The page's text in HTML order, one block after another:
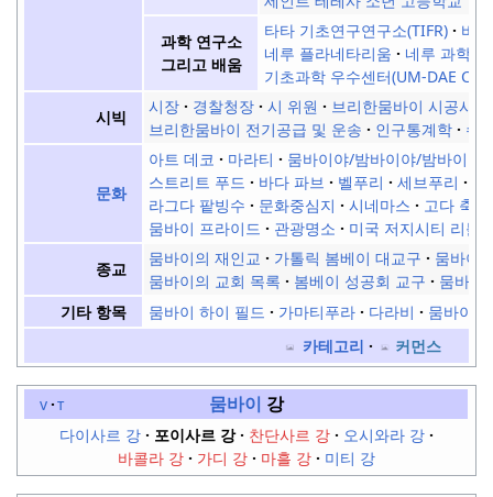
과학 연구소
그리고 배움
타타 기초연구연구소(TIFR)
바
네루 플라네타리움
네루 과학
기초과학 우수센터(UM-DAE CBS)
시빅
시장 경찰청장 시 위원 브리한뭄바이 시공사
브리한뭄바이 전기공급 및 운송
인구통계학 수
문화
아트 데코 마라티
뭄바이야/밤바이야/밤바이야
스트리트 푸드
바다 파브 벨푸리 세브푸리
라그다 팥빙수
문화중심지 시네마스
고다 축제
뭄바이 프라이드
관광명소
미국 저지시티 리틀
종교
뭄바이의 재인교 가톨릭 봄베이 대교구
뭄바이
뭄바이의 교회 목록
봄베이 성공회 교구
뭄바이
기타 항목
뭄바이 하이 필드 가마티푸라 다라비
뭄바이
카테고리
커먼스
v t 뭄바이 강
다이사르 강 포이사르 강 찬단사르 강
오시와라 강
바콜라 강
가디 강 마흘 강 미티 강